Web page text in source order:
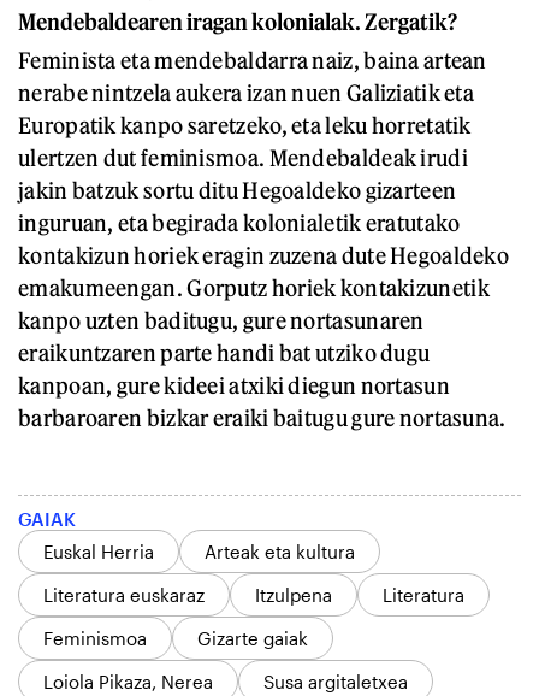
Mendebaldearen iragan kolonialak. Zergatik?
Feminista eta mendebaldarra naiz, baina artean
nerabe nintzela aukera izan nuen Galiziatik eta
Europatik kanpo saretzeko, eta leku horretatik
ulertzen dut feminismoa. Mendebaldeak irudi
jakin batzuk sortu ditu Hegoaldeko gizarteen
inguruan, eta begirada kolonialetik eratutako
kontakizun horiek eragin zuzena dute Hegoaldeko
emakumeengan. Gorputz horiek kontakizunetik
kanpo uzten baditugu, gure nortasunaren
eraikuntzaren parte handi bat utziko dugu
kanpoan, gure kideei atxiki diegun nortasun
barbaroaren bizkar eraiki baitugu gure nortasuna.
GAIAK
Euskal Herria
Arteak eta kultura
Literatura euskaraz
Itzulpena
Literatura
Feminismoa
Gizarte gaiak
Loiola Pikaza, Nerea
Susa argitaletxea